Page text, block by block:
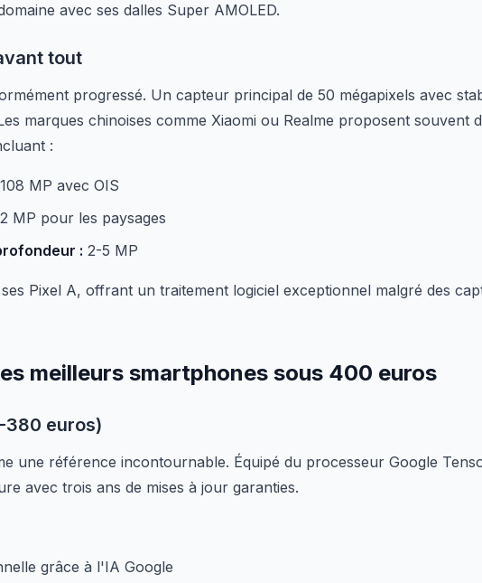
avec ses dalles Super AMOLED.
tout
progressé. Un capteur principal de 50 mégapixels avec
marques chinoises comme Xiaomi ou Realme proposent souvent
:
MP avec OIS
MP pour les paysages
: 2-5 MP
Pixel A, offrant un traitement logiciel exceptionnel malgré des
meilleurs smartphones sous 400 euros
380 euros)
une référence incontournable. Équipé du processeur Google
avec trois ans de mises à jour garanties.
grâce à l'IA Google